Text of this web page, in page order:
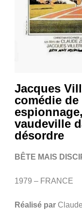
Jacques
comédie
vaudeville
désordre
BÊTE MAIS
1979 – FRANCE
Réalisé par